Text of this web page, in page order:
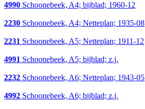
4990 Schoonebeek, A4; bijblad; 1960-12
2230 Schoonebeek, A4; Netteplan; 1935-08
2231 Schoonebeek, A5; Netteplan; 1911-12
4991 Schoonebeek, A5; bijblad; z.j.
2232 Schoonebeek, A6; Netteplan; 1943-05
4992 Schoonebeek, A6; bijblad; z.j.